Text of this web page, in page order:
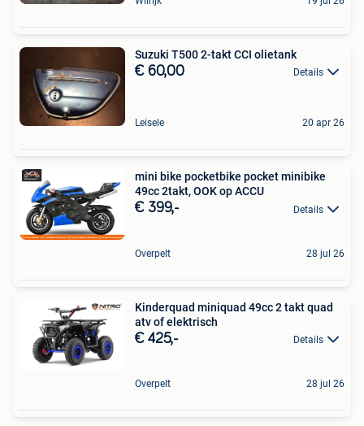
Suzuki T500 2-takt CCI olietank
€ 60,00 Details
Leisele 20 apr 26
mini bike pocketbike pocket minibike
49cc 2takt, OOK op ACCU
€ 399,- Details
Overpelt 28 jul 26
Kinderquad miniquad 49cc 2 takt quad
atv of elektrisch
€ 425,- Details
Overpelt 28 jul 26